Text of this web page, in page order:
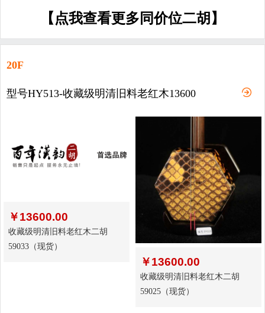
【点我查看更多同价位二胡】
20F
型号HY513-收藏级明清旧料老红木13600
￥13600.00
收藏级明清旧料老红木二胡
59033（现货）
￥13600.00
收藏级明清旧料老红木二胡
59025（现货）